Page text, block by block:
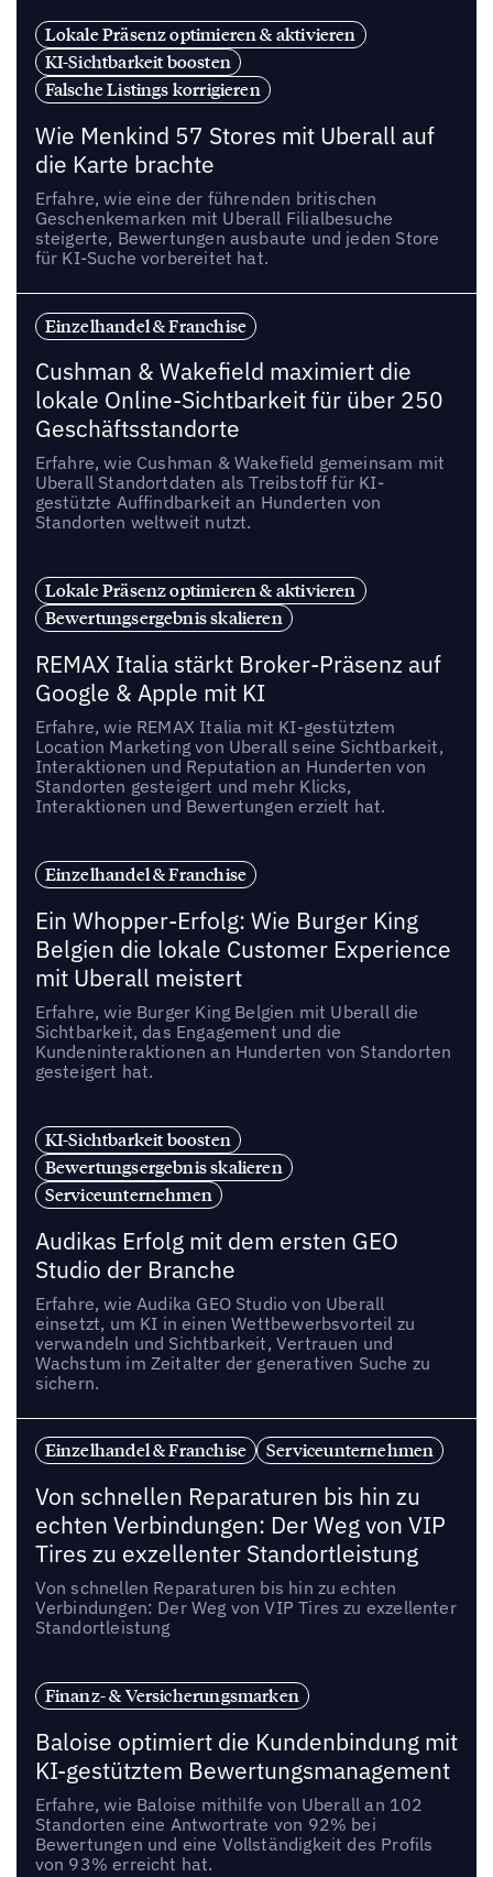
Lokale Präsenz optimieren & aktivieren
KI-Sichtbarkeit boosten
Falsche Listings korrigieren
Wie Menkind 57 Stores mit Uberall auf
die Karte brachte
Erfahre, wie eine der führenden britischen
Geschenkemarken mit Uberall Filialbesuche
steigerte, Bewertungen ausbaute und jeden Store
für KI-Suche vorbereitet hat.
Einzelhandel & Franchise
Cushman & Wakefield maximiert die
lokale Online-Sichtbarkeit für über 250
Geschäftsstandorte
Erfahre, wie Cushman & Wakefield gemeinsam mit
Uberall Standortdaten als Treibstoff für KI-
gestützte Auffindbarkeit an Hunderten von
Standorten weltweit nutzt.
Lokale Präsenz optimieren & aktivieren
Bewertungsergebnis skalieren
REMAX Italia stärkt Broker-Präsenz auf
Google & Apple mit KI
Erfahre, wie REMAX Italia mit KI-gestütztem
Location Marketing von Uberall seine Sichtbarkeit,
Interaktionen und Reputation an Hunderten von
Standorten gesteigert und mehr Klicks,
Interaktionen und Bewertungen erzielt hat.
Einzelhandel & Franchise
Ein Whopper-Erfolg: Wie Burger King
Belgien die lokale Customer Experience
mit Uberall meistert
Erfahre, wie Burger King Belgien mit Uberall die
Sichtbarkeit, das Engagement und die
Kundeninteraktionen an Hunderten von Standorten
gesteigert hat.
KI-Sichtbarkeit boosten
Bewertungsergebnis skalieren
Serviceunternehmen
Audikas Erfolg mit dem ersten GEO
Studio der Branche
Erfahre, wie Audika GEO Studio von Uberall
einsetzt, um KI in einen Wettbewerbsvorteil zu
verwandeln und Sichtbarkeit, Vertrauen und
Wachstum im Zeitalter der generativen Suche zu
sichern.
Einzelhandel & Franchise Serviceunternehmen
Von schnellen Reparaturen bis hin zu
echten Verbindungen: Der Weg von VIP
Tires zu exzellenter Standortleistung
Von schnellen Reparaturen bis hin zu echten
Verbindungen: Der Weg von VIP Tires zu exzellenter
Standortleistung
Finanz- & Versicherungsmarken
Baloise optimiert die Kundenbindung mit
KI-gestütztem Bewertungsmanagement
Erfahre, wie Baloise mithilfe von Uberall an 102
Standorten eine Antwortrate von 92% bei
Bewertungen und eine Vollständigkeit des Profils
von 93% erreicht hat.